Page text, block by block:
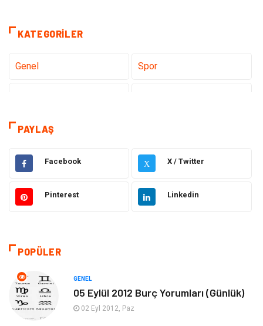
KATEGORILER
Genel Spor
Dünya'dan Haberler
Müzik İnternet
Ülkemizden Haberler Politika & Siyaset
Akıllı Telefon
Soru-Cevap
Ekonomi
PAYLAŞ
Facebook X X / Twitter
Pinterest Linkedin
POPÜLER
GENEL
05 Eylül 2012 Burç Yorumları (Günlük)
02 Eyl 2012, Paz